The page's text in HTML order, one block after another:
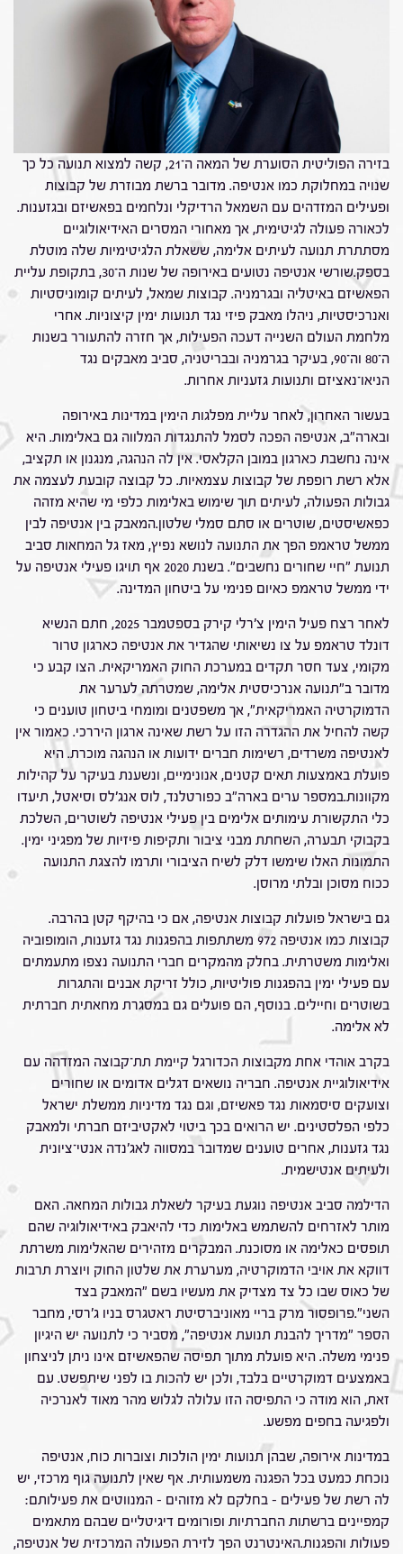
בזירה הפוליטית הסוערת של המאה ה־21, קשה למצוא תנועה כל כך
שנויה במחלוקת כמו אנטיפה. מדובר ברשת מבוזרת של קבוצות
ופעילים המזדהים עם השמאל הרדיקלי ונלחמים בפאשיזם ובגזענות.
לכאורה פעולה לגיטימית, אך מאחורי המסרים האידיאולוגיים
מסתתרת תנועה לעיתים אלימה, ששאלת הלגיטימיות שלה מוטלת
בספק.שורשי אנטיפה נטועים באירופה של שנות ה־30, בתקופת עליית
הפאשיזם באיטליה ובגרמניה. קבוצות שמאל, לעיתים קומוניסטיות
ואנרכיסטיות, ניהלו מאבק פיזי נגד תנועות ימין קיצוניות. אחרי
מלחמת העולם השנייה דעכה הפעילות, אך חזרה להתעורר בשנות
ה־80 וה־90, בעיקר בגרמניה ובבריטניה, סביב מאבקים נגד
הניאו־נאציזם ותנועות גזעניות אחרות.
בעשור האחרון, לאחר עליית מפלגות הימין במדינות באירופה
ובארה"ב, אנטיפה הפכה לסמל להתנגדות המלווה גם באלימות. היא
אינה נחשבת כארגון במובן הקלאסי. אין לה הנהגה, מנגנון או תקציב,
אלא רשת רופפת של קבוצות עצמאיות. כל קבוצה קובעת לעצמה את
גבולות הפעולה, לעיתים תוך שימוש באלימות כלפי מי שהיא מזהה
כפאשיסטים, שוטרים או סתם סמלי שלטון.המאבק בין אנטיפה לבין
ממשל טראמפ הפך את התנועה לנושא נפיץ, מאז גל המחאות סביב
תנועת "חיי שחורים נחשבים". בשנת 2020 אף תויגו פעילי אנטיפה על
ידי ממשל טראמפ כאיום פנימי על ביטחון המדינה.
לאחר רצח פעיל הימין צ’רלי קירק בספטמבר 2025, חתם הנשיא
דונלד טראמפ על צו נשיאותי שהגדיר את אנטיפה כארגון טרור
מקומי, צעד חסר תקדים במערכת החוק האמריקאית. הצו קבע כי
מדובר ב"תנועה אנרכיסטית אלימה, שמטרתה לערער את
הדמוקרטיה האמריקאית", אך משפטנים ומומחי ביטחון טוענים כי
קשה להחיל את ההגדרה הזו על רשת שאינה ארגון היררכי. כאמור אין
לאנטיפה משרדים, רשימות חברים ידועות או הנהגה מוכרת. היא
פועלת באמצעות תאים קטנים, אנונימיים, ונשענת בעיקר על קהילות
מקוונות.במספר ערים בארה"ב כפורטלנד, לוס אנג'לס וסיאטל, תיעדו
כלי התקשורת עימותים אלימים בין פעילי אנטיפה לשוטרים, השלכת
בקבוקי תבערה, השחתת מבני ציבור ותקיפות פיזיות של מפגיני ימין.
התמונות האלו שימשו דלק לשיח הציבורי ותרמו להצגת התנועה
ככוח מסוכן ובלתי מרוסן.
גם בישראל פועלות קבוצות אנטיפה, אם כי בהיקף קטן בהרבה.
קבוצות כמו אנטיפה 972 משתתפות בהפגנות נגד גזענות, הומופוביה
ואלימות משטרתית. בחלק מהמקרים חברי התנועה נצפו מתעמתים
עם פעילי ימין בהפגנות פוליטיות, כולל זריקת אבנים והתגרות
בשוטרים וחיילים. בנוסף, הם פועלים גם במסגרת מחאתית חברתית
לא אלימה.
בקרב אוהדי אחת מקבוצות הכדורגל קיימת תת־קבוצה המזדהה עם
אידיאולוגיית אנטיפה. חבריה נושאים דגלים אדומים או שחורים
וצועקים סיסמאות נגד פאשיזם, וגם נגד מדיניות ממשלת ישראל
כלפי הפלסטינים. יש הרואים בכך ביטוי לאקטיביזם חברתי ולמאבק
נגד גזענות, אחרים טוענים שמדובר במסווה לאג'נדה אנטי־ציונית
ולעיתים אנטישמית.
הדילמה סביב אנטיפה נוגעת בעיקר לשאלת גבולות המחאה. האם
מותר לאזרחים להשתמש באלימות כדי להיאבק באידיאולוגיה שהם
תופסים כאלימה או מסוכנת. המבקרים מזהירים שהאלימות משרתת
דווקא את אויבי הדמוקרטיה, מערערת את שלטון החוק ויוצרת תרבות
של כאוס שבו כל צד מצדיק את מעשיו בשם "המאבק בצד
השני".פרופסור מרק בריי מאוניברסיטת ראטגרס בניו ג'רסי, מחבר
הספר "מדריך להבנת תנועת אנטיפה", מסביר כי לתנועה יש היגיון
פנימי משלה. היא פועלת מתוך תפיסה שהפאשיזם אינו ניתן לניצחון
באמצעים דמוקרטיים בלבד, ולכן יש להכות בו לפני שיתפשט. עם
זאת, הוא מודה כי התפיסה הזו עלולה לגלוש מהר מאוד לאנרכיה
ולפגיעה בחפים מפשע.
במדינות אירופה, שבהן תנועות ימין הולכות וצוברות כוח, אנטיפה
נוכחת כמעט בכל הפגנה משמעותית. אף שאין לתנועה גוף מרכזי, יש
לה רשת של פעילים – בחלקם לא מזוהים – המנווטים את פעילותם:
קמפיינים ברשתות החברתיות ופורומים דיגיטליים שבהם מתאמים
פעולות והפגנות.האינטרנט הפך לזירת הפעולה המרכזית של אנטיפה,